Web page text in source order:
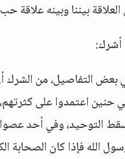
بيننا وبينه علاقة
أشرك:
في بعض التفاصيل، من
حنين اعتمدوا على كثرتهم،
التوحيد، وفي أحد
الله فإذا كان الصحابة